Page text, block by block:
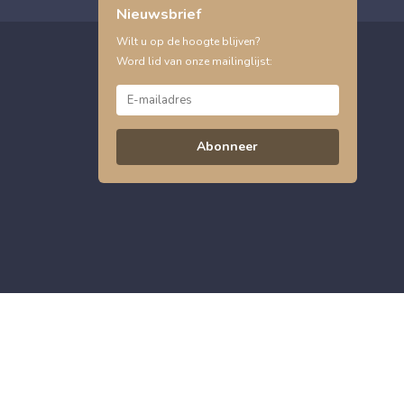
Nieuwsbrief
Wilt u op de hoogte blijven?
Word lid van onze mailinglijst:
Abonneer